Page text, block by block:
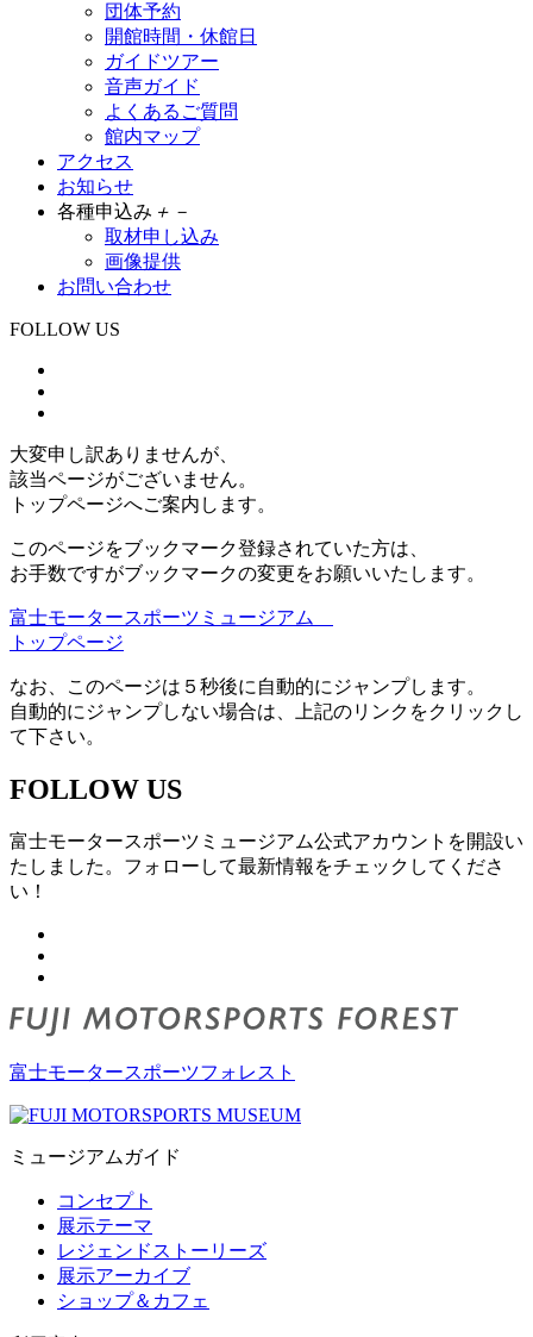
団体予約
開館時間・休館日
ガイドツアー
音声ガイド
よくあるご質問
館内マップ
アクセス
お知らせ
各種申込み ＋ －
取材申し込み
画像提供
お問い合わせ
FOLLOW US
大変申し訳ありませんが、
該当ページがございません。
トップページへご案内します。
このページをブックマーク登録されていた方は、
お手数ですがブックマークの変更をお願いいたします。
富士モータースポーツミュージアム
トップページ
なお、このページは５秒後に自動的にジャンプします。
自動的にジャンプしない場合は、上記のリンクをクリックし
て下さい。
FOLLOW US
富士モータースポーツミュージアム公式アカウントを開設い
たしました。フォローして最新情報をチェックしてくださ
い！
富士モータースポーツフォレスト
ミュージアムガイド
コンセプト
展示テーマ
レジェンドストーリーズ
展示アーカイブ
ショップ＆カフェ